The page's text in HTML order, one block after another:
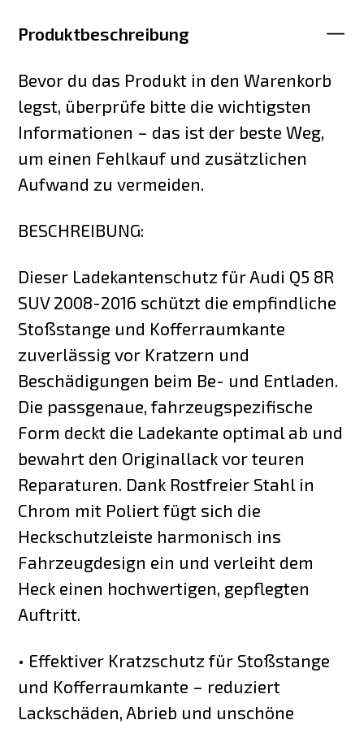
Produktbeschreibung
Bevor du das Produkt in den Warenkorb
legst, überprüfe bitte die wichtigsten
Informationen – das ist der beste Weg,
um einen Fehlkauf und zusätzlichen
Aufwand zu vermeiden.
BESCHREIBUNG:
Dieser Ladekantenschutz für Audi Q5 8R
SUV 2008-2016 schützt die empfindliche
Stoßstange und Kofferraumkante
zuverlässig vor Kratzern und
Beschädigungen beim Be- und Entladen.
Die passgenaue, fahrzeugspezifische
Form deckt die Ladekante optimal ab und
bewahrt den Originallack vor teuren
Reparaturen. Dank Rostfreier Stahl in
Chrom mit Poliert fügt sich die
Heckschutzleiste harmonisch ins
Fahrzeugdesign ein und verleiht dem
Heck einen hochwertigen, gepflegten
Auftritt.
• Effektiver Kratzschutz für Stoßstange
und Kofferraumkante – reduziert
Lackschäden, Abrieb und unschöne